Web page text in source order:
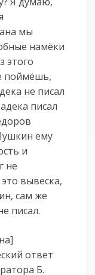
мы
намёки
этого
поймёшь,
не писал
писал
ему
и
не
вывеска,
сам же
писал.
ответ
Б.